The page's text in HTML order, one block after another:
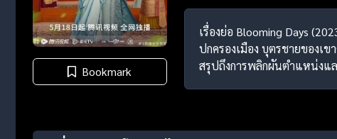
Bookmark
เรื่องย่อ Blooming Days
ปกครองเมือง บุตรชายของเ
สรุปถึงการพลิกผันตำแหน่งแล